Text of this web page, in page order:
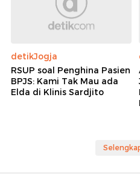
detikJogja
RSUP soal Penghina Pasien
BPJS: Kami Tak Mau ada
Elda di Klinis Sardjito